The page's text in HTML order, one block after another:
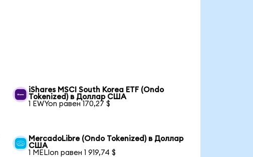
iShares MSCI South Korea ETF (Ondo
Tokenized) в Доллар США
1 EWYon равен 170,27 $
MercadoLibre (Ondo Tokenized) в Доллар
США
1 MELIon равен 1 919,74 $